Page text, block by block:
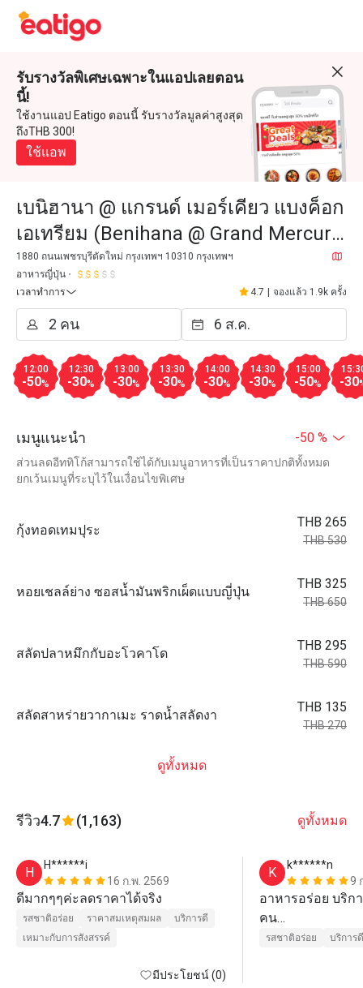
รับรางวัลพิเศษเฉพาะในแอปเลยตอน
นี้!
ใช้งานแอป Eatigo ตอนนี้ รับรางวัลมูลค่าสูงสุด
ถึงTHB 300!
ใช้แอพ
เบนิฮานา @ แกรนด์ เมอร์เคียว แบงค็อก
เอเทรียม (Benihana @ Grand Mercure
Bangkok Atrium)
1880 ถนนเพชรบุรีตัดใหม่ กรุงเทพฯ 10310 กรุงเทพฯ
อาหารญี่ปุ่น
เวลาทำการ
4.7 จองแล้ว 1.9k ครั้ง
12:00
-50%
12:30
-30%
13:00
-30%
13:30
-30%
14:00
-30%
14:30
-30%
15:00
-50% -30
เมนูแนะนำ -50 %
ส่วนลดอีททิโก้สามารถใช้ได้กับเมนูอาหารที่เป็นราคาปกติทั้งหมด
ยกเว้นเมนูที่ระบุไว้ในเงื่อนไขพิเศษ
กุ้งทอดเทมปุระ
THB 265
THB 530
หอยเชลล์ย่าง ซอสน้ำมันพริกเผ็ดแบบญี่ปุ่น
THB 325
THB 650
สลัดปลาหมึกกับอะโวคาโด
THB 295
THB 590
สลัดสาหร่ายวากาเมะ ราดน้ำสลัดงา
THB 135
THB 270
ดูทั้งหมด
รีวิว4.7 (1,163) ดูทั้งหมด
H
H******i
16 ก.พ. 2569
ดีมากๆๆค่ะลดราคาได้จริง
รสชาติอร่อย ราคาสมเหตุสมผล
บริการดี
เหมาะกับการสังสรรค์
มีประโยชน์ (0)
K
k******n
9
อาหารอร่อย บริก
คน
ราคาสูงแค่คุ้มที่จ่
รสชาติอร่อย บริการดี